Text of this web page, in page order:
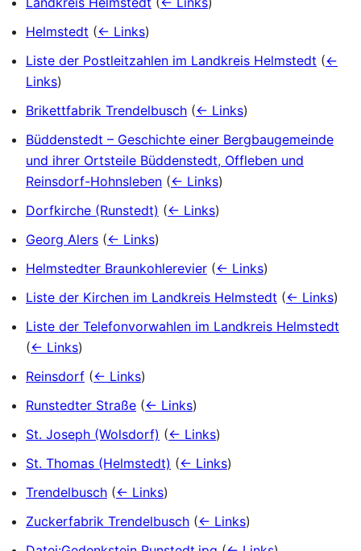
Helmstedt (← Links)
Liste der Postleitzahlen im Landkreis Helmstedt (←
Links)
Brikettfabrik Trendelbusch (← Links)
Büddenstedt – Geschichte einer Bergbaugemeinde
und ihrer Ortsteile Büddenstedt, Offleben und
Reinsdorf-Hohnsleben (← Links)
Dorfkirche (Runstedt) (← Links)
Georg Alers (← Links)
Helmstedter Braunkohlerevier (← Links)
Liste der Kirchen im Landkreis Helmstedt (← Links)
Liste der Telefonvorwahlen im Landkreis Helmstedt
(← Links)
Reinsdorf (← Links)
Runstedter Straße (← Links)
St. Joseph (Wolsdorf) (← Links)
St. Thomas (Helmstedt) (← Links)
Trendelbusch (← Links)
Zuckerfabrik Trendelbusch (← Links)